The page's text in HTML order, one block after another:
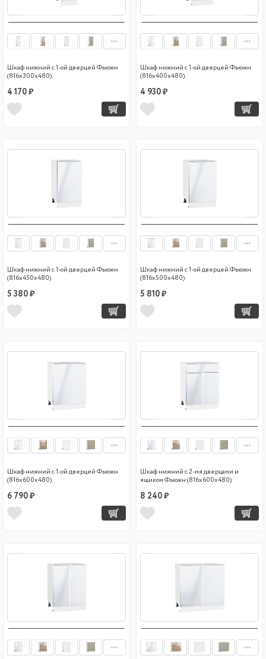
Шкаф нижний с 1-ой дверцей Фьюжн
(816х300х480)
4 170 ₽
Шкаф нижний с 1-ой дверцей Фьюжн
(816х400х480)
4 930 ₽
Шкаф нижний с 1-ой дверцей Фьюжн
(816х450х480)
5 380 ₽
Шкаф нижний с 1-ой дверцей Фьюжн
(816х500х480)
5 810 ₽
Шкаф нижний с 1-ой дверцей Фьюжн
(816х600х480)
6 790 ₽
Шкаф нижний с 2-мя дверцами и
ящиком Фьюжн (816х600х480)
8 240 ₽